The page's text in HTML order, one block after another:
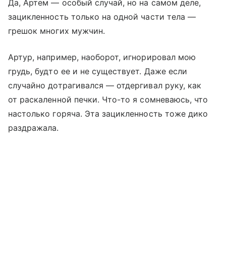
Да, Артем — особый случай, но на самом деле,
зацикленность только на одной части тела —
грешок многих мужчин.
Артур, например, наоборот, игнорировал мою
грудь, будто ее и не существует. Даже если
случайно дотрагивался — отдергивал руку, как
от раскаленной печки. Что-то я сомневаюсь, что
настолько горяча. Эта зацикленность тоже дико
раздражала.